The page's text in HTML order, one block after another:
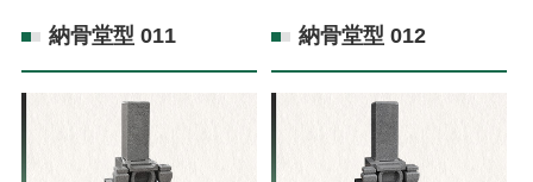
納骨堂型 011 納骨堂型 012